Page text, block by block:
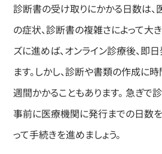
診断書の受け取りにかかる日数は
の症状、診断書の複雑さによって大
ズに進めば、オンライン診療後、即
ます。しかし、診断や書類の作成に
週間かかることもあります。 急ぎで
事前に医療機関に発行までの日数
って手続きを進めましょう。